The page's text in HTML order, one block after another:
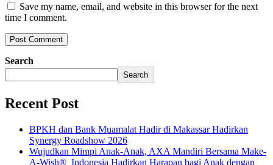
Save my name, email, and website in this browser for the next
time I comment.
Search
Search
Recent Post
BPKH dan Bank Muamalat Hadir di Makassar Hadirkan
Synergy Roadshow 2026
Wujudkan Mimpi Anak-Anak, AXA Mandiri Bersama Make-
A-Wish® Indonesia Hadirkan Harapan bagi Anak dengan